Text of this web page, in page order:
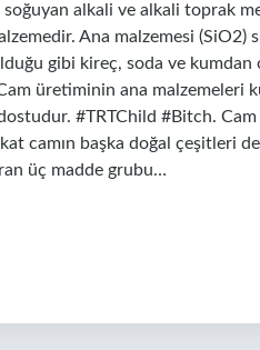
soğuyan alkali ve alkali toprak
Ana malzemesi (SiO2)
gibi kireç, soda ve
üretiminin ana malzemeleri
#TRTChild #Bitch.
camın başka doğal çeşitleri
üç madde grubu…